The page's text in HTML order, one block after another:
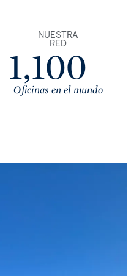
NUESTRA
RED
1,100
Oficinas en el mundo